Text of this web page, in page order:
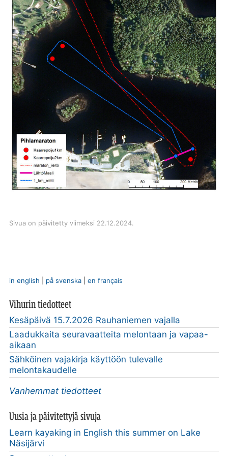
Sivua on päivitetty viimeksi 22.12.2024.
in english på svenska| en français
Vihurin tiedotteet
Kesäpäivä 15.7.2026 Rauhaniemen vajalla
Laadukkaita seuravaatteita melontaan ja vapaa-
aikaan
Sähköinen vajakirja käyttöön tulevalle
melontakaudelle
Vanhemmat tiedotteet
Uusia ja päivitettyjä sivuja
Learn kayaking in English this summer on Lake
Näsijärvi